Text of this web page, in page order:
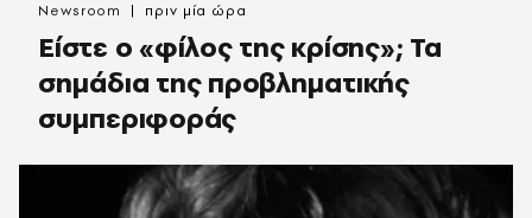
Είστε ο «φίλος της κρίσης»; Τα
σημάδια της προβληματικής
συμπεριφοράς
Newsroom πριν μία ώρα